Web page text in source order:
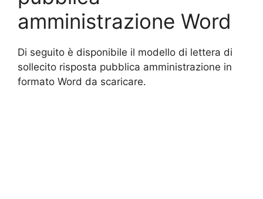
amministrazione Word
Di seguito è disponibile il modello di lettera di
sollecito risposta pubblica amministrazione in
formato Word da scaricare.